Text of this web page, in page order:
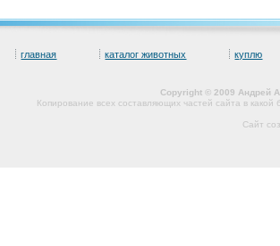
главная каталог животных куплю
Copyright © 2009 Андрей
Копирование всех составляющих частей сайта в
Сайт